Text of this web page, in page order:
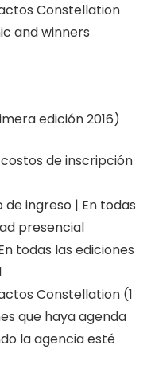
Constellation
and winners
edición 2016)
de inscripción
de ingreso | En todas
presencial
todas las ediciones
Constellation (1
que haya agenda
la agencia esté